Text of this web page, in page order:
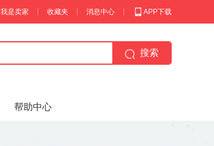
我是卖家 收藏夹 消息中心 APP下载
搜索
帮助中心